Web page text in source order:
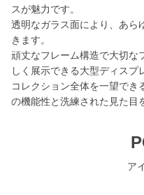
スが魅力です。
透明なガラス面により、あら
きます。
頑丈なフレーム構造で大切な
しく展示できる大型ディスプ
コレクション全体を一望でき
の機能性と洗練された見た目
ア